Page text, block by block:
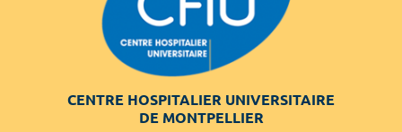
CENTRE HOSPITALIER UNIVERSITAIRE
DE MONTPELLIER